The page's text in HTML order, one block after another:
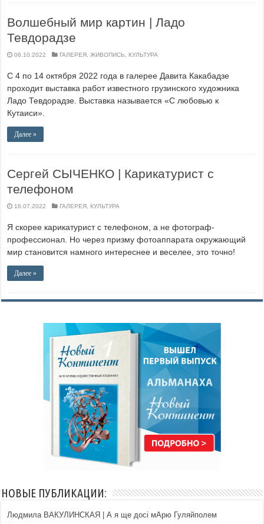
Волшебный мир картин | Ладо
Тевдорадзе
06.10.2022 ГАЛЕРЕЯ,ЖИВОПИСЬ, КУЛЬТУРА
С 4 по 14 октября 2022 года в галерее Давита Какабадзе
проходит выставка работ известного грузинского художника
Ладо Тевдорадзе. Выставка называется «С любовью к
Кутаиси».
Далее »
Сергей СЫЧЕНКО | Карикатурист с
телефоном
16.07.2022 ГАЛЕРЕЯ, КУЛЬТУРА
Я скорее карикатурист с телефоном, а не фотограф-
профессионал. Но через призму фотоаппарата окружающий
мир становится намного интереснее и веселее, это точно!
Далее »
НОВЫЕ ПУБЛИКАЦИИ:
Людмила ВАКУЛИНСКАЯ | А я ще досі мАрю Гуляйполем